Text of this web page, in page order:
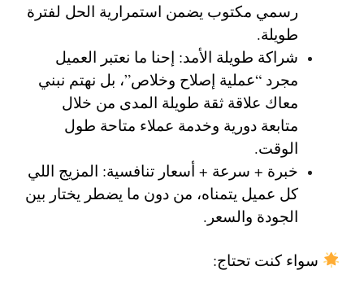
رسمي مكتوب يضمن استمرارية الحل لفترة
طويلة.
شراكة طويلة الأمد: إحنا ما نعتبر العميل
مجرد “عملية إصلاح وخلاص”، بل نهتم نبني
معاك علاقة ثقة طويلة المدى من خلال
متابعة دورية وخدمة عملاء متاحة طول
الوقت.
خبرة + سرعة + أسعار تنافسية: المزيج اللي
كل عميل يتمناه، من دون ما يضطر يختار بين
الجودة والسعر.
سواء كنت تحتاج: